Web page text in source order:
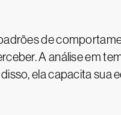
de
A análise em
ela capacita